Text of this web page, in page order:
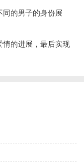
的男子的身份展
情的进展，最后实现